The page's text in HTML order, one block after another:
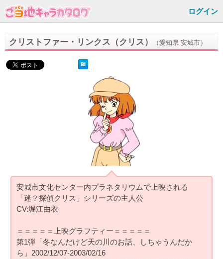
ログイン
クリストファー・リンクス（クリス） （愛知県 安城市）
安城市文化センター内プラネタリウムで上映される
「迷？探偵クリス」シリーズの主人公
CV:堀江由衣
＝＝＝＝＝上映グラフティー＝＝＝＝＝
第1弾「冬なんだけど天の川のお話、しちゃうんだか
ら」2002/12/07-2003/02/16